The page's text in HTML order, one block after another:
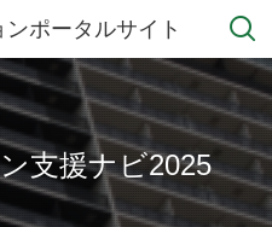
ポータルサイト
支援ナビ2025